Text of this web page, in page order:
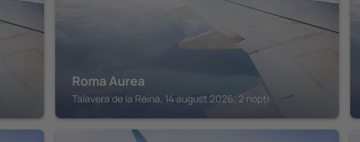
Roma Aurea
Talavera de la Reina, 14 august 2026, 2 nopți